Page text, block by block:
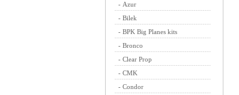
- Azur
- Bilek
- BPK Big Planes kits
- Bronco
- Clear Prop
- CMK
- Condor